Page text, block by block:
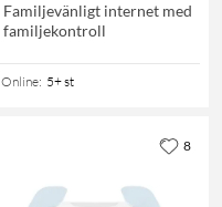
Familjevänligt internet med
familjekontroll
Online: 5+ st
8